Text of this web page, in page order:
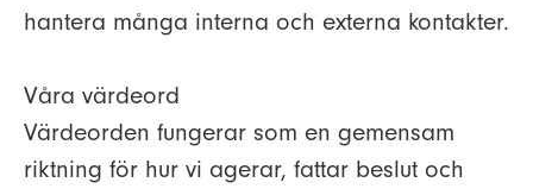
hantera många interna och externa kontakter.
Våra värdeord
Värdeorden fungerar som en gemensam
riktning för hur vi agerar, fattar beslut och